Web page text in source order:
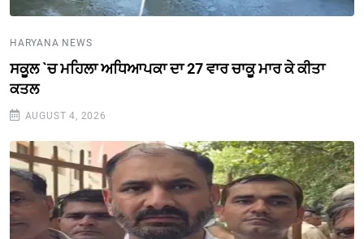
HARYANA NEWS
ਸਕੂਲ `ਚ ਮਹਿਲਾ ਅਧਿਆਪਕਾ ਦਾ 27 ਵਾਰ ਚਾਕੂ ਮਾਰ ਕੇ ਕੀਤਾ
ਕਤਲ
AUGUST 4, 2026